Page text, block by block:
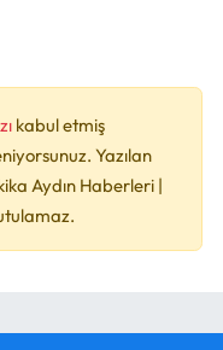
kabul etmiş
Yazılan
Aydın Haberleri |